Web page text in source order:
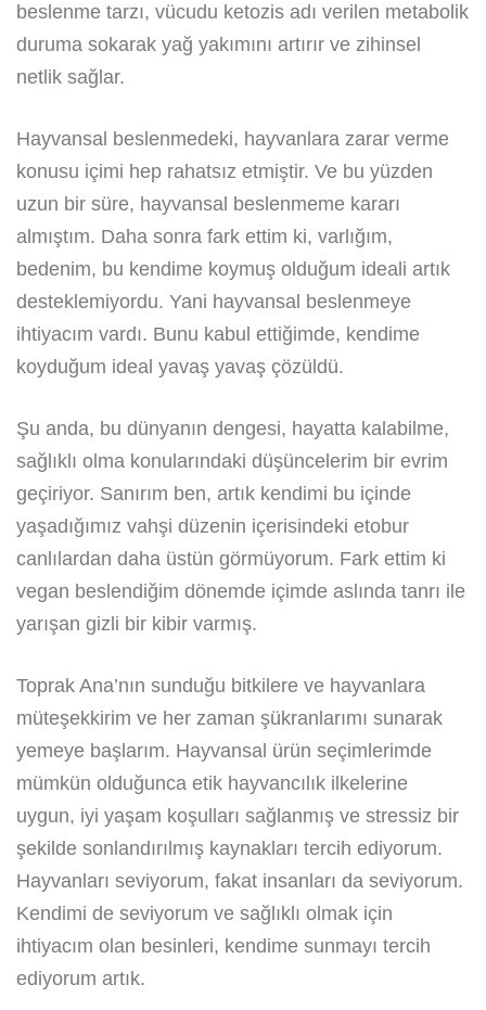
beslenme tarzı, vücudu ketozis adı verilen metabolik
duruma sokarak yağ yakımını artırır ve zihinsel
netlik sağlar.
Hayvansal beslenmedeki, hayvanlara zarar verme
konusu içimi hep rahatsız etmiştir. Ve bu yüzden
uzun bir süre, hayvansal beslenmeme kararı
almıştım. Daha sonra fark ettim ki, varlığım,
bedenim, bu kendime koymuş olduğum ideali artık
desteklemiyordu. Yani hayvansal beslenmeye
ihtiyacım vardı. Bunu kabul ettiğimde, kendime
koyduğum ideal yavaş yavaş çözüldü.
Şu anda, bu dünyanın dengesi, hayatta kalabilme,
sağlıklı olma konularındaki düşüncelerim bir evrim
geçiriyor. Sanırım ben, artık kendimi bu içinde
yaşadığımız vahşi düzenin içerisindeki etobur
canlılardan daha üstün görmüyorum. Fark ettim ki
vegan beslendiğim dönemde içimde aslında tanrı ile
yarışan gizli bir kibir varmış.
Toprak Ana’nın sunduğu bitkilere ve hayvanlara
müteşekkirim ve her zaman şükranlarımı sunarak
yemeye başlarım. Hayvansal ürün seçimlerimde
mümkün olduğunca etik hayvancılık ilkelerine
uygun, iyi yaşam koşulları sağlanmış ve stressiz bir
şekilde sonlandırılmış kaynakları tercih ediyorum.
Hayvanları seviyorum, fakat insanları da seviyorum.
Kendimi de seviyorum ve sağlıklı olmak için
ihtiyacım olan besinleri, kendime sunmayı tercih
ediyorum artık.